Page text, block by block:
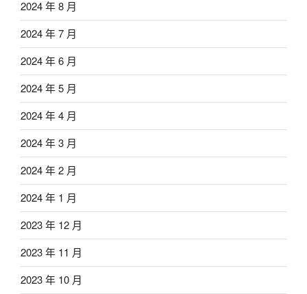
2024 年 8 月
2024 年 7 月
2024 年 6 月
2024 年 5 月
2024 年 4 月
2024 年 3 月
2024 年 2 月
2024 年 1 月
2023 年 12 月
2023 年 11 月
2023 年 10 月